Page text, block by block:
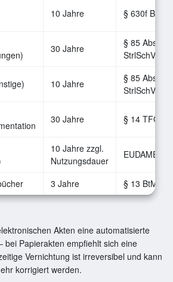
10 Jahre § 630f BGB
30 Jahre
§ 85 Abs. 2
StrlSchV
10 Jahre
§ 85 Abs. 1
StrlSchV
30 Jahre § 14 TFG
10 Jahre zzgl.
Nutzungsdauer
EUDAMED
3 Jahre § 13 BtMVV
Akten eine automatisierte
Papierakten empfiehlt sich eine
Vernichtung ist irreversibel und kann
korrigiert werden.